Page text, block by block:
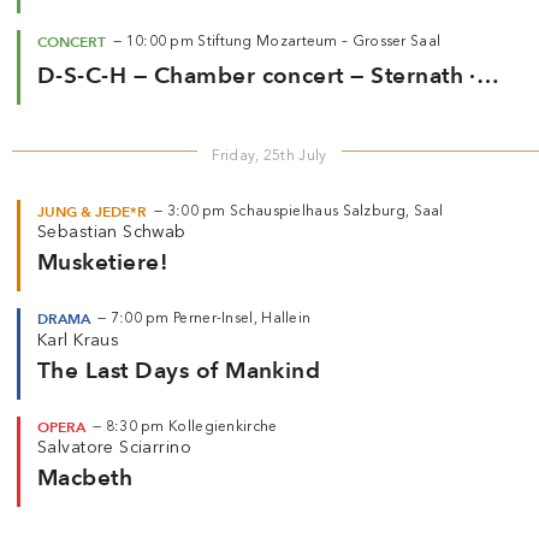
CONCERT — 10:00 pm Stiftung Mozarteum – Grosser Saal
D-S-C-H — Chamber concert — Sternath ·
Friday, 25th July
JUNG & JEDE*R — 3:00 pm Schauspielhaus Salzburg, Saal
Sebastian Schwab
Musketiere!
DRAMA — 7:00 pm Perner-Insel, Hallein
Karl Kraus
The Last Days of Mankind
OPERA — 8:30 pm Kollegienkirche
Salvatore Sciarrino
Macbeth